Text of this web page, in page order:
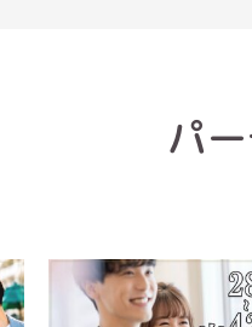
パ